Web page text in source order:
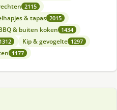
2115
& tapas 2015
& buiten koken 1434
1312 Kip & gevogelte 1297
1177